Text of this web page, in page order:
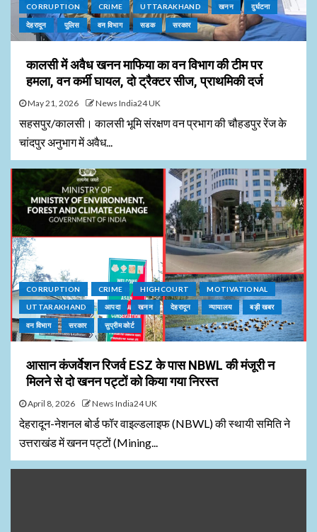
CORRUPTION CRIME UTTARAKHAND खनन दुर्घटना
देहरादून पुलिस वन विभाग सडक सरकार
कालसी में अवैध खनन माफिया का वन विभाग की टीम पर
हमला, वन कर्मी घायल, दो ट्रैक्टर सीज, प्राथमिकी दर्ज
May 21, 2026 News India24 UK
सहसपुर/कालसी। कालसी भूमि संरक्षण वन प्रभाग की चौहडपुर रेंज के
चांदपुर अनुभाग में अवैध...
CORRUPTION CRIME HIGHCOURT MOTIVATIONAL
UTTARAKHAND आपदा खनन देहरादून न्यायालय बड़ी खबर
वन विभाग सरकार सुप्रीम कोर्ट
आसान कंजर्वेशन रिजर्व ESZ के पास NBWL की मंजूरी न
मिलने से दो खनन पट्टों को किया गया निरस्त
April 8, 2026 News India24 UK
देहरादून-नेशनल बोर्ड फॉर वाइल्डलाइफ (NBWL) की स्थायी समिति ने
उत्तराखंड में खनन पट्टों (Mining...